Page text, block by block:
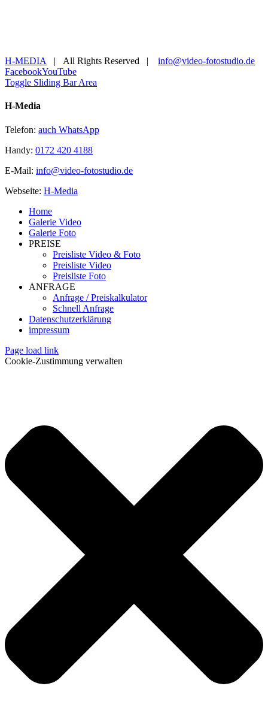
H-MEDIA | All Rights Reserved | info@video-fotostudio.de
FacebookYouTube
Toggle Sliding Bar Area
H-Media
Telefon: auch WhatsApp
Handy: 0172 420 4188
E-Mail: info@video-fotostudio.de
Webseite: H-Media
Home
Galerie Video
Galerie Foto
PREISE
Preisliste Video & Foto
Preisliste Video
Preisliste Foto
ANFRAGE
Anfrage / Preiskalkulator
Schnell Anfrage
Datenschutzerklärung
impressum
Page load link
Cookie-Zustimmung verwalten